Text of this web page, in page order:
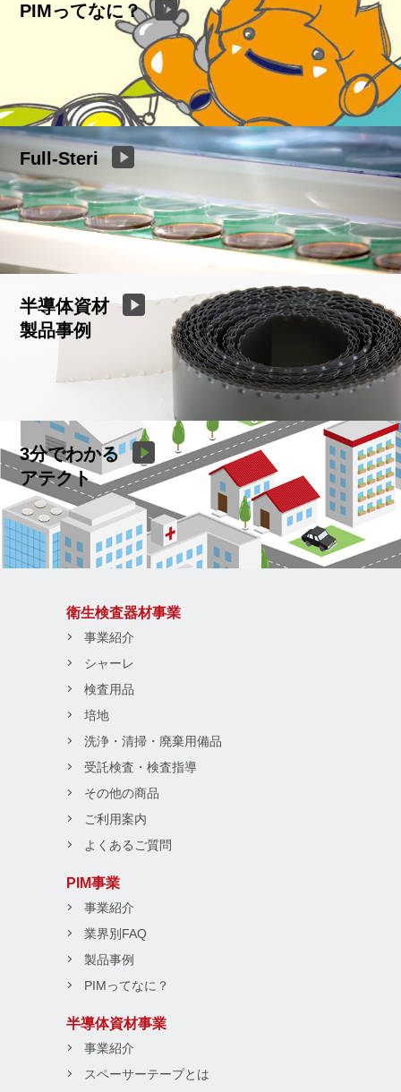
PIMってなに？
Full-Steri
半導体資材
製品事例
3分でわかる
アテクト
衛生検査器材事業
事業紹介
シャーレ
検査用品
培地
洗浄・清掃・廃棄用備品
受託検査・検査指導
その他の商品
ご利用案内
よくあるご質問
PIM事業
事業紹介
業界別FAQ
製品事例
PIMってなに？
半導体資材事業
事業紹介
スペーサーテープとは